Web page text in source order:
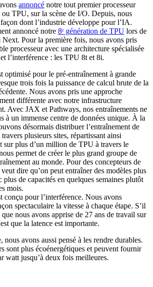
annoncé notre tout premier processeur
TPU, sur la scène de I/O. Depuis, nous
dont l’industrie développe pour l’IA.
annoncé notre 8ᵉ génération de TPU lors de
Pour la première fois, nous avons pris
processeur avec une architecture spécialisée
l’interférence : les TPU 8t et 8i.
optimisé pour le pré-entraînement à grande
trois fois la puissance de calcul brute de la
Nous avons pris une approche
différente avec notre infrastructure
Avec JAX et Pathways, nos entraînements ne
à un immense centre de données unique. À la
désormais distribuer l’entraînement de
plusieurs sites, répartissant ainsi
sur plus d’un million de TPU à travers le
permet de créer le plus grand groupe de
au monde. Pour des concepteurs de
dire qu’on peut entraîner des modèles plus
plus de capacités en quelques semaines plutôt
mois.
conçu pour l’interférence. Nous avons
spectaculaire la vitesse à chaque étape. S’il
nous avons apprise de 27 ans de travail sur
que la latence est importante.
nous avons aussi pensé à les rendre durables.
sont plus écoénergétiques et peuvent fournir
watt jusqu’à deux fois meilleures.